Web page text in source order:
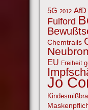
5G 2012 AfD
Fulford
Chemtrails
EU Freiheit
Jo